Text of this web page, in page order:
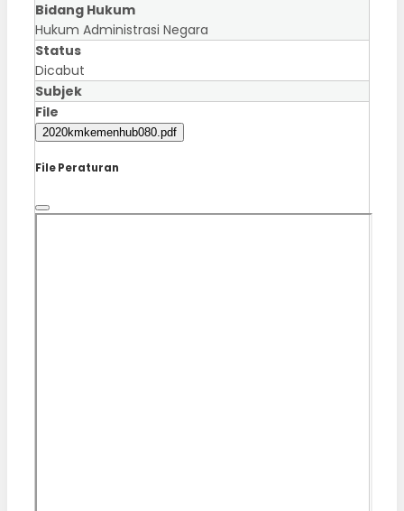
Bidang Hukum
Hukum Administrasi Negara
Status
Dicabut
Subjek
File
2020kmkemenhub080.pdf
File Peraturan